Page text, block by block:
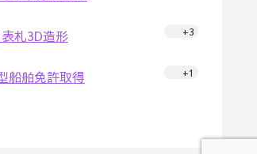
札3D造形 +3
船舶免許取得 +1